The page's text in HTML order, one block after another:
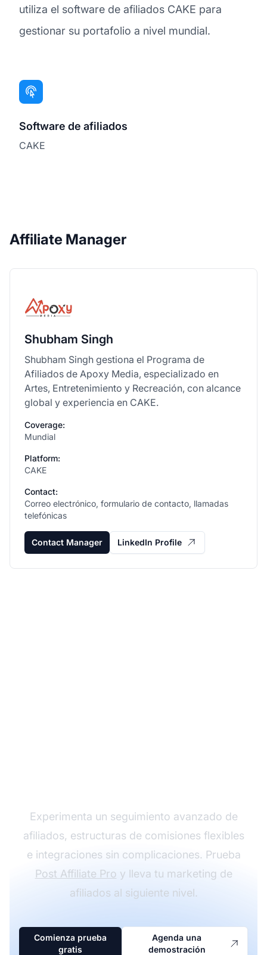
utiliza el software de afiliados CAKE para
gestionar su portafolio a nivel mundial.
Software de afiliados
CAKE
Affiliate Manager
Shubham Singh
Shubham Singh gestiona el Programa de
Afiliados de Apoxy Media, especializado en
Artes, Entretenimiento y Recreación, con alcance
global y experiencia en CAKE.
Coverage:
Mundial
Platform:
CAKE
Contact:
Correo electrónico, formulario de contacto, llamadas
telefónicas
Contact Manager LinkedIn Profile
Experimenta un seguimiento avanzado de
afiliados, estructuras de comisiones flexibles
e integraciones sin complicaciones. Prueba
Post Affiliate Pro y lleva tu marketing de
afiliados al siguiente nivel.
Comienza prueba
gratis
Agenda una
demostración